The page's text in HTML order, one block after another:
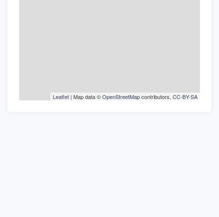
Leaflet | Map data ©OpenStreetMapcontributors, CC-BY-SA